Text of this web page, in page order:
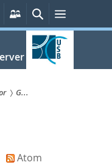
Persönliche
Services
SucheMenü
G...
Atom